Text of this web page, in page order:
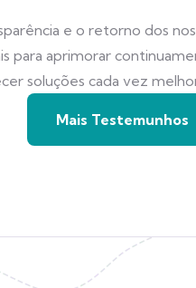
e o retorno dos
para aprimorar
soluções cada vez
Mais Testemunhos